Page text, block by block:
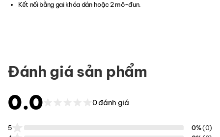
Kết nối bằng gai khóa dán hoặc 2 mô-đun.
Đánh giá sản phẩm
0.0 0 đánh giá
5 0%(0)